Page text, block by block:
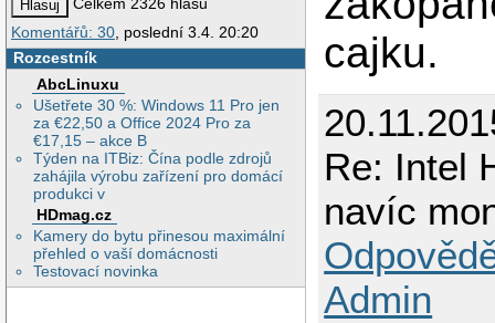
Celkem 2326 hlasů
Komentářů: 30 , poslední 3.4. 20:20
Rozcestník
AbcLinuxu
Ušetřete 30 %: Windows 11 Pro jen
za €22,50 a Office 2024 Pro za
€17,15 – akce B
Týden na ITBiz: Čína podle zdrojů
zahájila výrobu zařízení pro domácí
produkci v
HDmag.cz
Kamery do bytu přinesou maximální
přehled o vaší domácnosti
Testovací novinka
cajku.
Re: Intel
navíc
Admin